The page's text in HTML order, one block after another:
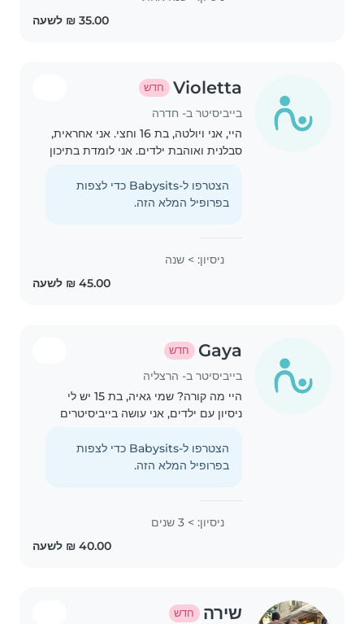
Violetta חדש
בייביסיטר ב- חדרה
היי, אני ויולטה, בת 16 וחצי. אני אחראית,
סבלנית ואוהבת ילדים. אני לומדת בתיכון
ובסופי שבוע. חשוב לי שהילדים ירגישו
בטוחים, יהנו ויקבלו יחס חם ואכפתי...
הצטרפו ל-Babysits כדי לצפות
בפרופיל המלא הזה.
ניסיון: > שנה
Gaya חדש
בייביסיטר ב- הרצליה
היי מה קורה? שמי גאיה, בת 15 יש לי
ניסיון עם ילדים, אני עושה בייביסיטרים
התנדבתי בצהרונים וגנים במהלך השנה
מטעם מבית ספר. אני מאוד אחראית,
הצטרפו ל-Babysits כדי לצפות
בפרופיל המלא הזה.
ניסיון: > 3 שנים
שירה חדש